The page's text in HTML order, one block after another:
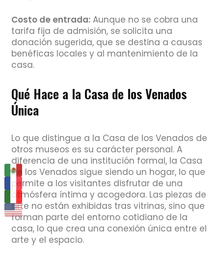
Costo de entrada: Aunque no se cobra una
tarifa fija de admisión, se solicita una
donación sugerida, que se destina a causas
benéficas locales y al mantenimiento de la
casa.
Qué Hace a la Casa de los Venados
Única
Lo que distingue a la Casa de los Venados de
otros museos es su carácter personal. A
diferencia de una institución formal, la Casa
de los Venados sigue siendo un hogar, lo que
permite a los visitantes disfrutar de una
atmósfera íntima y acogedora. Las piezas de
arte no están exhibidas tras vitrinas, sino que
forman parte del entorno cotidiano de la
casa, lo que crea una conexión única entre el
arte y el espacio.